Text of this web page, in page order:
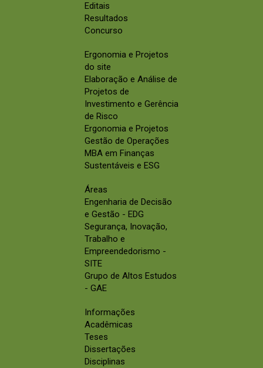
Editais
Resultados
Concurso
Ergonomia e Projetos
do site
Elaboração e Análise de
Projetos de
Investimento e Gerência
de Risco
Ergonomia e Projetos
Gestão de Operações
MBA em Finanças
Sustentáveis e ESG
Áreas
Engenharia de Decisão
e Gestão - EDG
Segurança, Inovação,
Trabalho e
Empreendedorismo -
SITE
Grupo de Altos Estudos
- GAE
Informações
Acadêmicas
Teses
Dissertações
Disciplinas